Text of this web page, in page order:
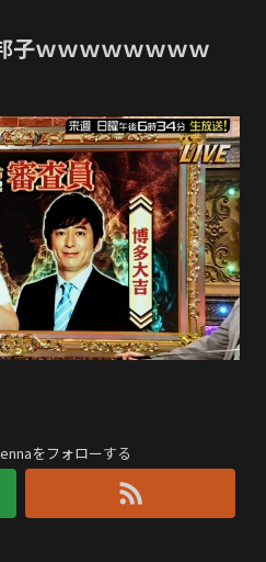
子ｗｗｗｗｗｗｗｗ
をフォローする